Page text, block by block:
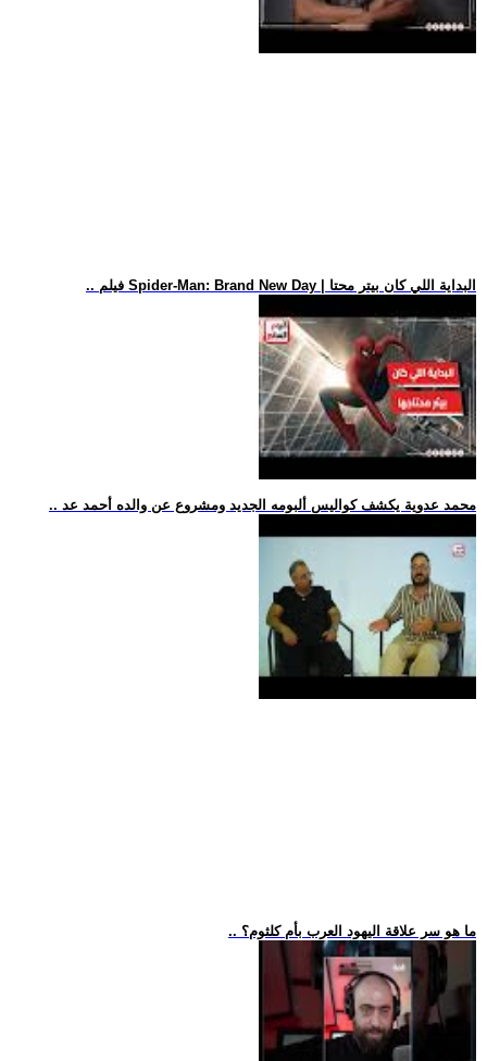
.. فيلم Spider-Man: Brand New Day | البداية اللي كان بيتر محتا
.. محمد عدوية يكشف كواليس ألبومه الجديد ومشروع عن والده أحمد عد
.. ما هو سر علاقة اليهود العرب بأم كلثوم؟